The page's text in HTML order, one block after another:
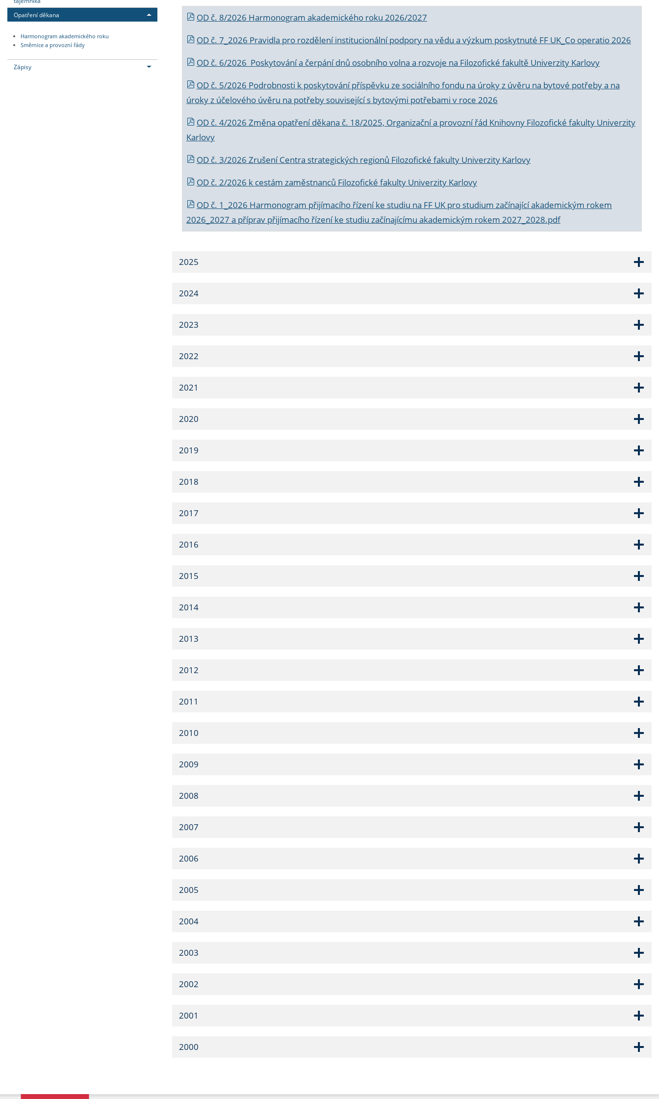
Opatření děkana
Harmonogram akademického roku
Směrnice a provozní řády
Zápisy
OD č. 8/2026 Harmonogram akademického roku 2026/2027
OD č. 7_2026 Pravidla pro rozdělení institucionální podpory na vědu a výzkum poskytnuté FF UK_Co operatio 2026
OD č. 6/2026 Poskytování a čerpání dnů osobního volna a rozvoje na Filozofické fakultě Univerzity Karlovy
OD č. 5/2026 Podrobnosti k poskytování příspěvku ze sociálního fondu na úroky z úvěru na bytové potřeby a na
úroky z účelového úvěru na potřeby související s bytovými potřebami v roce 2026
OD č. 4/2026 Změna opatření děkana č. 18/2025, Organizační a provozní řád Knihovny Filozofické fakulty Univerzity
Karlovy
OD č. 3/2026 Zrušení Centra strategických regionů Filozofické fakulty Univerzity Karlovy
OD č. 2/2026 k cestám zaměstnanců Filozofické fakulty Univerzity Karlovy
OD č. 1_2026 Harmonogram přijímacího řízení ke studiu na FF UK pro studium začínající akademickým rokem
2026_2027 a příprav přijímacího řízení ke studiu začínajícímu akademickým rokem 2027_2028.pdf
2025
2024
2023
2022
2021
2020
2019
2018
2017
2016
2015
2014
2013
2012
2011
2010
2009
2008
2007
2006
2005
2004
2003
2002
2001
2000